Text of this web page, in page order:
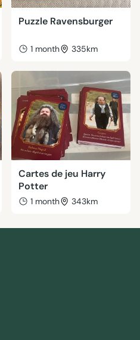
Puzzle Ravensburger
1 month 335km
Cartes de jeu Harry
Potter
1 month 343km